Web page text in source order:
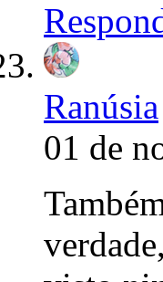
Ranúsia
01 de